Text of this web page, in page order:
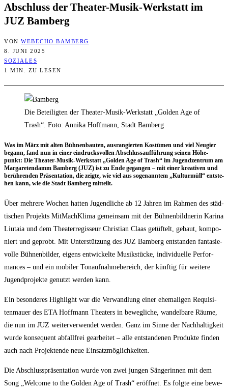
Abschluss der Thea­ter-Musik-Werk­statt im
JUZ Bamberg
VON WEBECHO BAMBERG
8. JUNI 2025
SOZIALES
1 MIN. ZU LESEN
Die Beteiligten der Theater-Musik-Werkstatt „Golden Age of
Trash“. Foto: Annika Hoffmann, Stadt Bamberg
Was im März mit alten Büh­nen­bau­ten, aus­ran­gier­ten Kos­tü­men und viel Neu­gier
begann, fand nun in einer ein­drucks­vol­len Abschluss­auf­füh­rung sei­nen Höhe­
punkt: Die Thea­ter-Musik-Werk­statt „Gol­den Age of Trash“ im Jugend­zen­trum am
Mar­ga­re­ten­damm Bam­berg (JUZ) ist zu Ende gegan­gen – mit einer krea­ti­ven und
berüh­ren­den Prä­sen­ta­ti­on, die zeig­te, wie viel aus soge­nann­tem „Kul­tur­müll“ ent­ste­
hen kann, wie die Stadt Bam­berg mitteilt.
Über meh­re­re Wochen hat­ten Jugend­li­che ab 12 Jah­ren im Rah­men des städ­
ti­schen Pro­jekts Mit­Mach­Kli­ma gemein­sam mit der Büh­nen­bild­ne­rin Kari­na
Liu­ta­ia und dem Thea­ter­re­gis­seur Chris­ti­an Claas getüf­telt, gebaut, kom­po­
niert und geprobt. Mit Unter­stüt­zung des JUZ Bam­berg ent­stan­den fan­ta­sie­
vol­le Büh­nen­bil­der, eigens ent­wi­ckel­te Musik­stü­cke, indi­vi­du­el­le Per­for­
man­ces – und ein mobi­ler Ton­auf­nah­me­be­reich, der künf­tig für wei­te­re
Jugend­pro­jek­te genutzt wer­den kann.
Ein beson­de­res High­light war die Ver­wand­lung einer ehe­ma­li­gen Requi­si­
ten­mau­er des ETA Hoff­mann Thea­ters in beweg­li­che, wan­del­ba­re Räu­me,
die nun im JUZ wei­ter­ver­wen­det wer­den. Ganz im Sin­ne der Nach­hal­tig­keit
wur­de kon­se­quent abfall­frei gear­bei­tet – alle ent­stan­de­nen Pro­duk­te fin­den
auch nach Pro­jek­ten­de neue Einsatzmöglichkeiten.
Die Abschluss­prä­sen­ta­ti­on wur­de von zwei jun­gen Sän­ge­rin­nen mit dem
Song „Wel­co­me to the Gol­den Age of Trash“ eröff­net. Es folg­te eine bewe­